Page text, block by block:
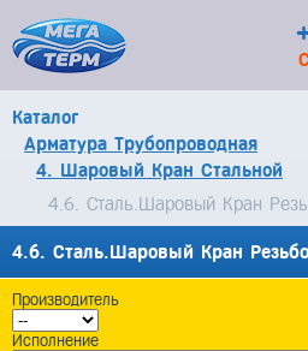
Каталог
Арматура Трубопроводная
4. Шаровый Кран Стальной
4.6. Сталь.Шаровый Кран
4.6. Сталь.Шаровый Кран
Производитель
Исполнение